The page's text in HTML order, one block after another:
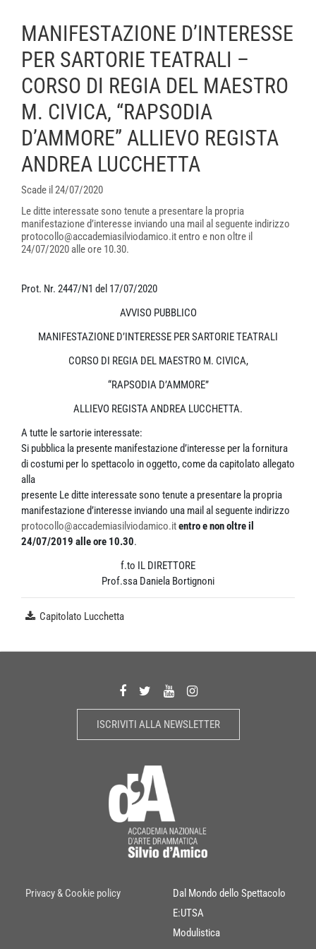
MANIFESTAZIONE D’INTERESSE
PER SARTORIE TEATRALI –
CORSO DI REGIA DEL MAESTRO
M. CIVICA, “RAPSODIA
D’AMMORE” ALLIEVO REGISTA
ANDREA LUCCHETTA
Scade il 24/07/2020
Le ditte interessate sono tenute a presentare la propria
manifestazione d’interesse inviando una mail al seguente indirizzo
protocollo@accademiasilviodamico.it entro e non oltre il
24/07/2020 alle ore 10.30.
Prot. Nr. 2447/N1 del 17/07/2020
AVVISO PUBBLICO
MANIFESTAZIONE D’INTERESSE PER SARTORIE TEATRALI
CORSO DI REGIA DEL MAESTRO M. CIVICA,
“RAPSODIA D’AMMORE”
ALLIEVO REGISTA ANDREA LUCCHETTA.
A tutte le sartorie interessate:
Si pubblica la presente manifestazione d’interesse per la fornitura
di costumi per lo spettacolo in oggetto, come da capitolato allegato
alla
presente Le ditte interessate sono tenute a presentare la propria
manifestazione d’interesse inviando una mail al seguente indirizzo
protocollo@accademiasilviodamico.itentro e non oltre il
24/07/2019 alle ore 10.30.
f.to IL DIRETTORE
Prof.ssa Daniela Bortignoni
Capitolato Lucchetta
ISCRIVITI ALLA NEWSLETTER
Privacy & Cookie policy
Dal Mondo dello Spettacolo
E:UTSA
Modulistica